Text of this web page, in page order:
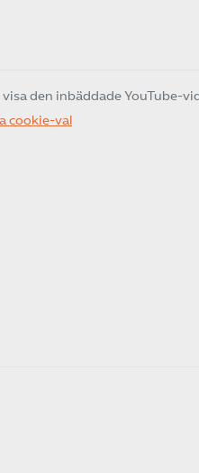
den inbäddade YouTube-
cookie-val